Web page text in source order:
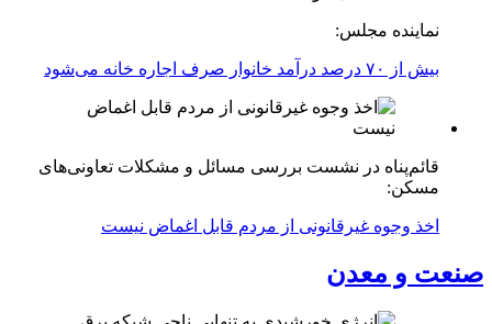
نماینده مجلس:
بیش از ۷۰ درصد درآمد خانوار صرف اجاره خانه می‌شود
قائم‌پناه در نشست بررسی مسائل و مشکلات تعاونی‌های
مسکن:
اخذ وجوه غیرقانونی از مردم قابل اغماض نیست
صنعت و معدن